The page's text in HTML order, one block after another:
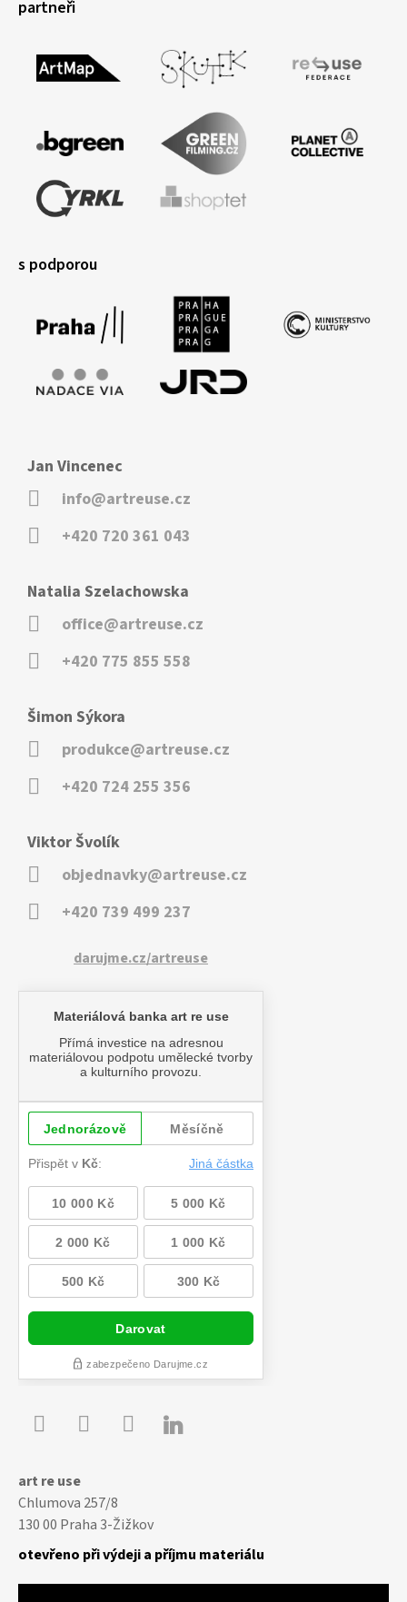
partneři
s podporou
Jan Vincenec
info@artreuse.cz
+420 720 361 043
Natalia Szelachowska
office@artreuse.cz
+420 775 855 558
Šimon Sýkora
produkce@artreuse.cz
+420 724 255 356
Viktor Švolík
objednavky@artreuse.cz
+420 739 499 237
darujme.cz/artreuse

art re use
Chlumova 257/8
130 00 Praha 3-Žižkov
otevřeno při výdeji a příjmu materiálu